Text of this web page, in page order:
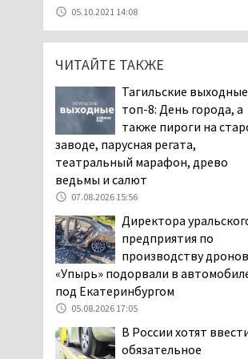
Екатеринбург
атаке БПЛА, восемь
них были сбиты, три
центра
07.08.2026 11:28
Тагильские спасатели
помогли
в лесу мужчине найти
дорогу домой
Прокуратура
Дзержинского района
Нижнего Тагила
возбудила административное
отношении «Водоканала-НТ» из-за
06.08.2026 15:42
05.10.2021 14:08
ЧИТАЙТЕ ТАКЖЕ
Тагильские
топ-8: День города, а
также пироги на
заводе, парусная регата,
театральный марафон, древо
ведьмы и салют
07.08.2026 15:56
Директора
предприятия по
производству дронов
«Упырь» подорвали в
под Екатеринбургом
05.08.2026 17:05
В России хотят
обязательное